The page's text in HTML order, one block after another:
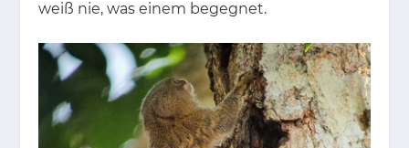
weiß nie, was ei­nem be­geg­net.